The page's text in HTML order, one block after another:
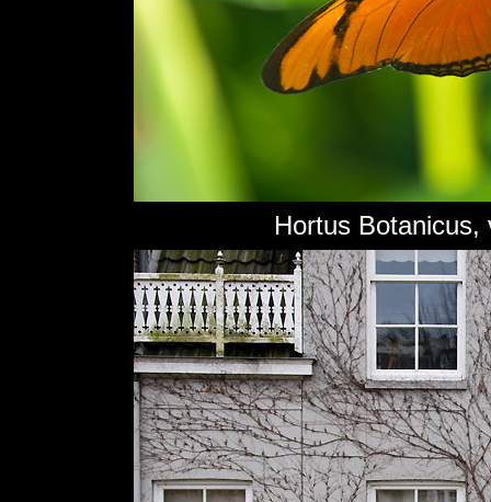
Hortus Botanicus,